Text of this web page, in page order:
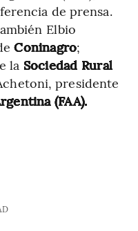
de prensa.
Elbio
Coninagro;
la Sociedad Rural
presidente
(FAA).